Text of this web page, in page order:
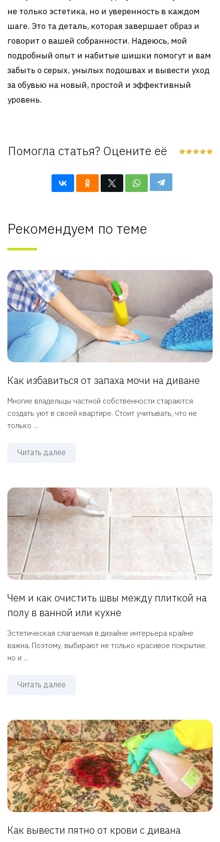
не только эстетика, но и уверенность в каждом
шаге. Это та деталь, которая завершает образ и
говорит о вашей собранности. Надеюсь, мой
подробный опыт и набитые шишки помогут и вам
забыть о серых, унылых подошвах и вывести уход
за обувью на новый, простой и эффективный
уровень.
Помогла статья? Оцените её
Рекомендуем по теме
Как избавиться от запаха мочи на диване
Многие владельцы частной собственности стараются
создать уют в своей квартире. Стоит учитывать, что не
только ...
Читать далее
Чем и как очистить швы между плиткой на
полу в ванной или кухне
Эстетическая слагаемая в дизайне интерьера крайне
важна. Поэтому, выбирают не только красивое покрытие,
но и ...
Читать далее
Как вывести пятно от крови с дивана